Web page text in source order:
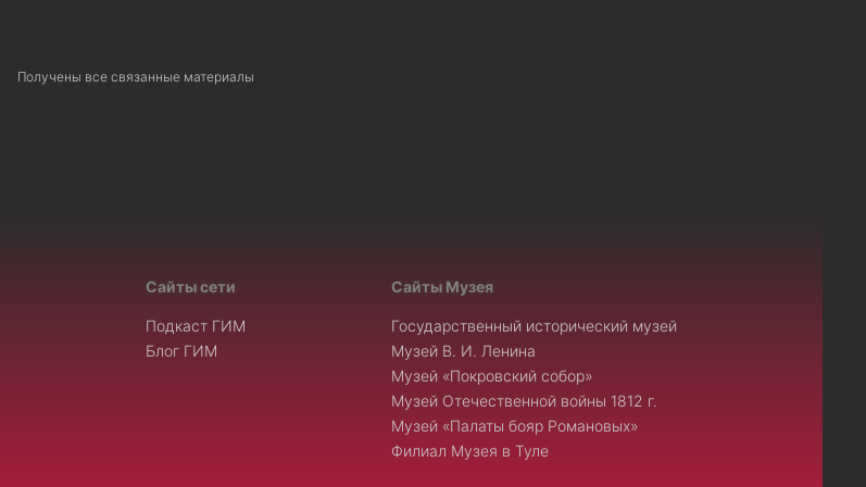
Получены все связанные материалы
Сайты сети
Подкаст ГИМ
Блог ГИМ
Сайты Музея
Государственный исторический музей
Музей В. И. Ленина
Музей «Покровский собор»
Музей Отечественной войны 1812 г.
Музей «Палаты бояр Романовых»
Филиал Музея в Туле